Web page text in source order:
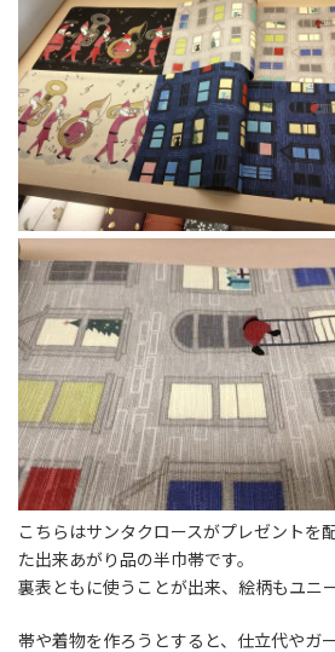
こちらはサンタクロースがプレゼントを
た出来あがり品の半巾帯です。
裏表ともに使うことが出来、絵柄もユニ
帯や着物を作ろうとすると、仕立代やガ